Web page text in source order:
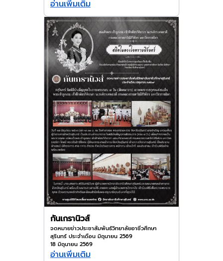
อ่านเพิ่มเติม
กันเกรานิวส์
จดหมายข่าวประชาสัมพันธ์วิทยาลัยอาชีวศึกษา
สุรินทร์ ประจำเดือน มิถุนายน 2569
18 มิถุนายน 2569
อ่านเพิ่มเติม